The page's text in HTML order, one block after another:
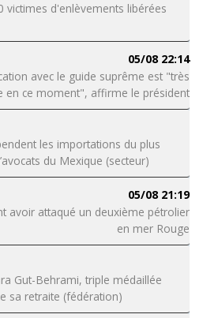
victimes d'enlèvements libérées
05/08 22:14
avec le guide suprême est "très
en ce moment", affirme le président
les importations du plus
du Mexique (secteur)
05/08 21:19
avoir attaqué un deuxième pétrolier
en mer Rouge
Gut-Behrami, triple médaillée
sa retraite (fédération)